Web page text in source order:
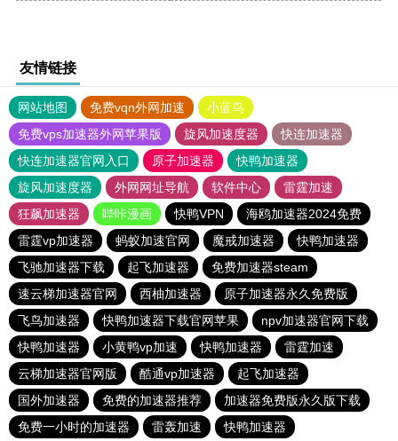
友情链接
网站地图 免费vqn外网加速
小蓝鸟
免费vps加速器外网苹果版
旋风加速度器
快连加速器
快连加速器官网入口
原子加速器
快鸭加速器
旋风加速度器
外网网址导航 软件中心
雷霆加速
狂飙加速器
哔咔漫画 快鸭VPN
海鸥加速器2024免费
雷霆vp加速器
蚂蚁加速官网 魔戒加速器
快鸭加速器
飞驰加速器下载
起飞加速器
免费加速器steam
速云梯加速器官网
西柚加速器
原子加速器永久免费版
飞鸟加速器
快鸭加速器下载官网苹果
npv加速器官网下载
快鸭加速器
小黄鸭vp加速 快鸭加速器
雷霆加速
云梯加速器官网版
酷通vp加速器
起飞加速器
国外加速器
免费的加速器推荐
加速器免费版永久版下载
免费一小时的加速器
雷轰加速 快鸭加速器